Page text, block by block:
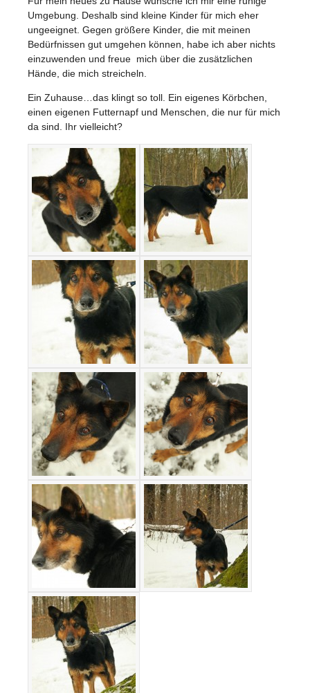
Umgebung. Deshalb sind kleine Kinder für mich eher
ungeeignet. Gegen größere Kinder, die mit meinen
Bedürfnissen gut umgehen können, habe ich aber nichts
einzuwenden und freue mich über die zusätzlichen
Hände, die mich streicheln.
Ein Zuhause…das klingt so toll. Ein eigenes Körbchen,
einen eigenen Futternapf und Menschen, die nur für mich
da sind. Ihr vielleicht?